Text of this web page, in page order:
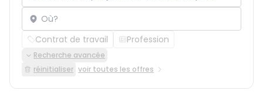
Localisation
Contrat de travail Profession
Recherche avancée
réinitialiser voir toutes les offres